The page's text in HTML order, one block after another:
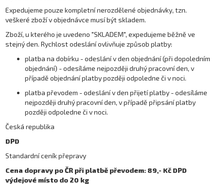
Expedujeme pouze kompletní nerozdělené objednávky, tzn.
veškeré zboží v objednávce musí být skladem.
Zboží, u kterého je uvedeno "SKLADEM", expedujeme běžně ve
stejný den. Rychlost odeslání ovlivňuje způsob platby:
platba na dobírku - odeslání v den objednání (při dopoledním
objednání) - odesíláme nejpozději druhý pracovní den, v
případě objednání platby později odpoledne či v noci.
platba převodem - odeslání v den přijetí platby - odesíláme
nejpozději druhý pracovní den, v případě připsání platby
později odpoledne či v noci.
Česká republika
DPD
Standardní ceník přepravy
Cena dopravy po ČR při platbě převodem: 89,- Kč DPD
výdejové místo do 20 kg